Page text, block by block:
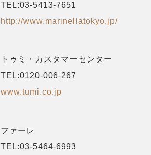
TEL:03-5413-7651
http://www.marinellatokyo.jp/
トゥミ・カスタマーセンター
TEL:0120-006-267
www.tumi.co.jp
ファーレ
TEL:03-5464-6993